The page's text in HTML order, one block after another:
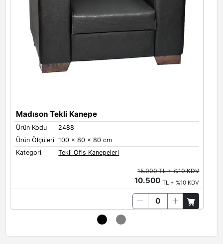
Madıson Tekli Kanepe
Ürün Kodu
2488
Ürün Ölçüleri 100 x 80 x 80 cm
Kategori
Tekli Ofis Kanepeleri
15.000 TL + %10 KDV
10.500TL + %10 KDV